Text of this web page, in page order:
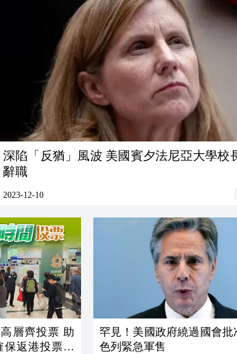
深陷「反猶」風波 美國賓夕法尼亞大學校
辭職
2023-12-10
層齊投票 助
返港投票市
罕見！美國政府繞過國會批
色列緊急軍售